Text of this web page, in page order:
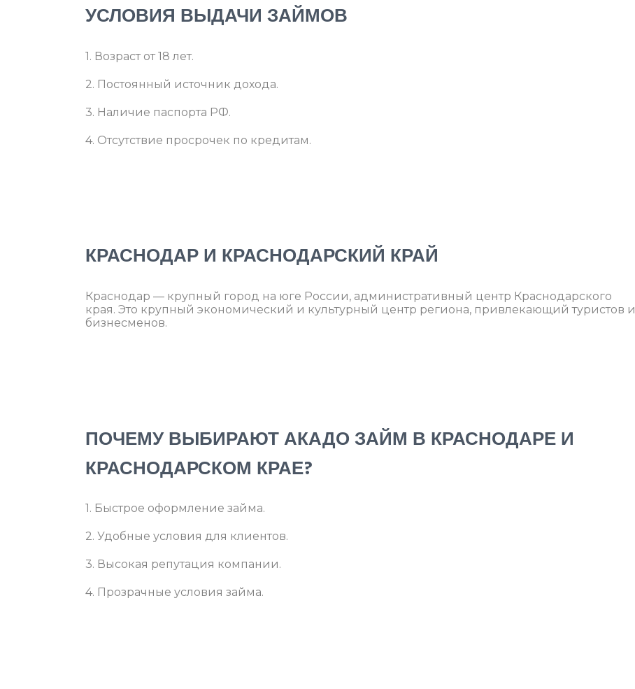
УСЛОВИЯ ВЫДАЧИ ЗАЙМОВ
1. Возраст от 18 лет.
2. Постоянный источник дохода.
3. Наличие паспорта РФ.
4. Отсутствие просрочек по кредитам.
КРАСНОДАР И КРАСНОДАРСКИЙ КРАЙ
Краснодар — крупный город на юге России, административный центр Краснодарского
края. Это крупный экономический и культурный центр региона, привлекающий туристов и
бизнесменов.
ПОЧЕМУ ВЫБИРАЮТ АКАДО ЗАЙМ В КРАСНОДАРЕ И
КРАСНОДАРСКОМ КРАЕ?
1. Быстрое оформление займа.
2. Удобные условия для клиентов.
3. Высокая репутация компании.
4. Прозрачные условия займа.